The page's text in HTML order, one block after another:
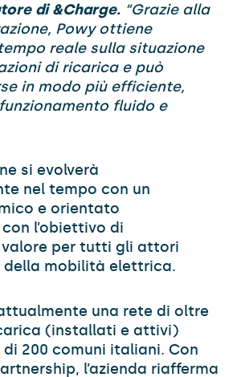
di &Charge. “Grazie alla
Powy ottiene
reale sulla situazione
di ricarica e può
in modo più efficiente,
fluido e
si evolverà
nel tempo con un
e orientato
l’obiettivo di
valore per tutti gli attori
della mobilità elettrica.
una rete di oltre
(installati e attivi)
200 comuni italiani. Con
l’azienda riafferma